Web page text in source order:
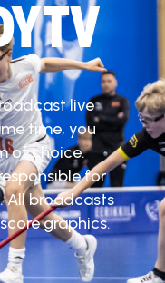
live
time, you
of choice.
for
All broadcasts
graphics.